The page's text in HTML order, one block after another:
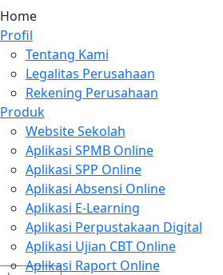
Home
Profil
Tentang Kami
Legalitas Perusahaan
Rekening Perusahaan
Produk
Website Sekolah
Aplikasi SPMB Online
Aplikasi SPP Online
Aplikasi Absensi Online
Aplikasi E-Learning
Aplikasi Perpustakaan Digital
Aplikasi Ujian CBT Online
Aplikasi Raport Online